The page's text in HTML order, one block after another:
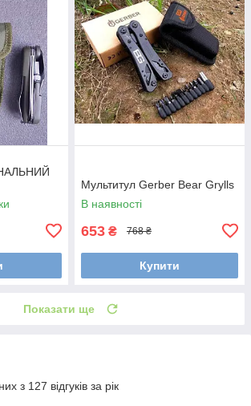
Мультитул Gerber Bear Grylls
В наявності
653 ₴ 768 ₴
Купити
Показати ще
з 127 відгуків за рік